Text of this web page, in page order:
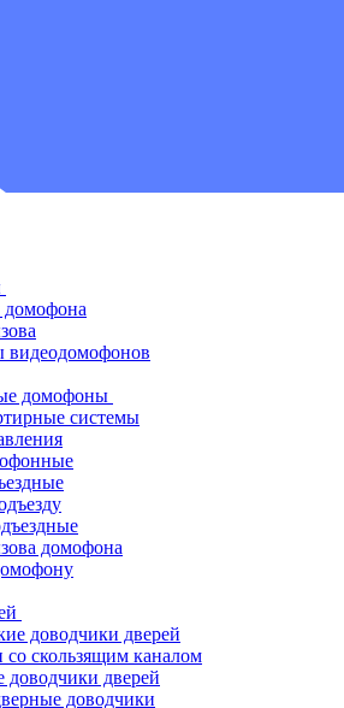
видеодомофонов
домофоны
системы
домофона
доводчики дверей
со скользящим каналом
дверей
доводчики